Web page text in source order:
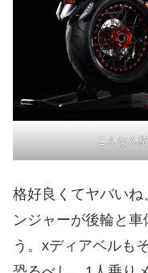
こんなん
格好良くてヤバい
ンジャーが後輪と
う。xディアベルも